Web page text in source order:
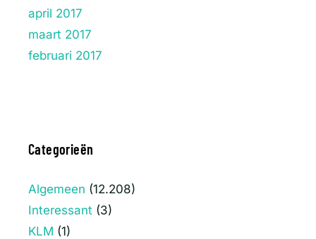
april 2017
maart 2017
februari 2017
Categorieën
Algemeen (12.208)
Interessant (3)
KLM (1)